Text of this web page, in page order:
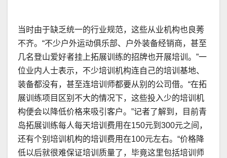
当时由于缺乏统一的行业规范，这些从业机构也良莠
不齐。“不少户外运动俱乐部、户外装备经销商，甚至
几名登山爱好者挂上拓展训练的招牌也开展培训。”一
位业内人士表示，不少培训机构连自己的培训基地、
装备都没有，甚至连培训师都要从别的公司借。“在拓
展训练项目区别不大的情况下，这些投入少的培训机
构便会以降低价格来吸引客户。”记者了解到，目前青
岛拓展训练每人每天培训费用在150元到300元之间，
还有个别培训机构的培训费用在100元左右。“价格降
低以后就很难保证培训质量了，毕竟这里包括培训师